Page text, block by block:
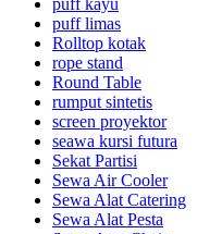
puff kayu
puff limas
Rolltop kotak
rope stand
Round Table
rumput sintetis
screen proyektor
seawa kursi futura
Sekat Partisi
Sewa Air Cooler
Sewa Alat Catering
Sewa Alat Pesta